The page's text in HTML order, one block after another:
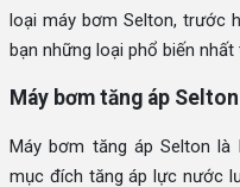
loại máy bơm Selton, trước
bạn những loại phổ biến
Máy bơm tăng áp Selton
Máy bơm tăng áp Selton
mục đích tăng áp lực nước